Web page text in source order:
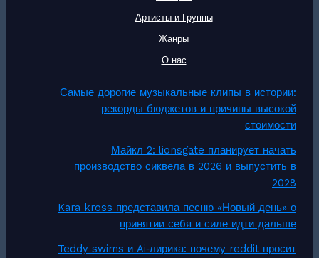
Артисты и Группы
Жанры
О нас
Самые дорогие музыкальные клипы в истории:
рекорды бюджетов и причины высокой
стоимости
Майкл 2: lionsgate планирует начать
производство сиквела в 2026 и выпустить в
2028
Kara kross представила песню «Новый день» о
принятии себя и силе идти дальше
Teddy swims и Ai‑лирика: почему reddit просит